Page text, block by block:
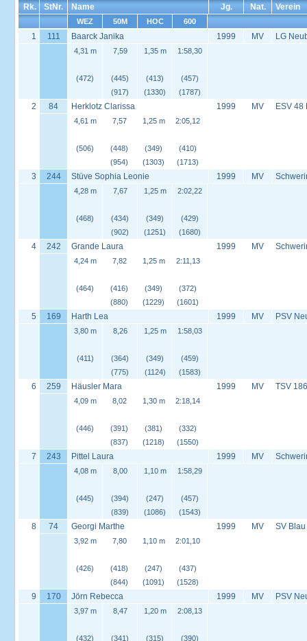
Rk. StNr. Name Jg. Nat. Verein
WEZ 50M HOC 600
1 111 Baarck Janika 1999 MV LG
4,31 m
(472)
7,59
(445)
(917)
1,35 m
(413)
(1330)
1:58,30
(457)
(1787)
2 84 Herklotz Clarissa 1999 MV ESV 48
4,61 m
(506)
7,57
(448)
(954)
1,25 m
(349)
(1303)
2:05,12
(410)
(1713)
3 244 Stüve Sophia Leonie 1999 MV
4,28 m
(468)
7,67
(434)
(902)
1,25 m
(349)
(1251)
2:02,22
(429)
(1680)
4 242 Grande Laura 1999 MV
4,24 m
(464)
7,82
(416)
(880)
1,25 m
(349)
(1229)
2:11,13
(372)
(1601)
5 169 Harth Lea 1999 MV PSV
3,80 m
(411)
8,26
(364)
(775)
1,25 m
(349)
(1124)
1:58,03
(459)
(1583)
6 259 Häusler Mara 1999 MV TSV
4,09 m
(446)
8,02
(391)
(837)
1,30 m
(381)
(1218)
2:18,14
(332)
(1550)
7 243 Pittel Laura 1999 MV
4,08 m
(445)
8,00
(394)
(839)
1,10 m
(247)
(1086)
1:58,29
(457)
(1543)
8 74 Georgi Marthe 1999 MV SV
3,92 m
(426)
7,80
(418)
(844)
1,10 m
(247)
(1091)
2:01,10
(437)
(1528)
9 170 Jörn Rebecca 1999 MV PSV
3,97 m
(432)
8,47
(341)
1,20 m
(315)
2:08,13
(390)